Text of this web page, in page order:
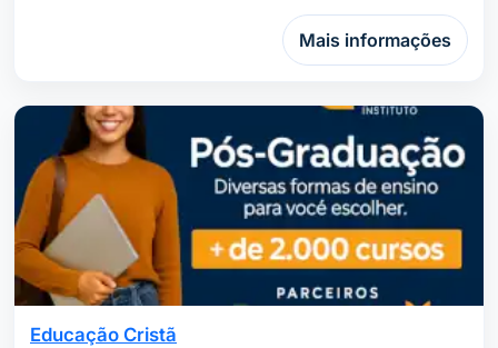
Mais informações
Educação Cristã